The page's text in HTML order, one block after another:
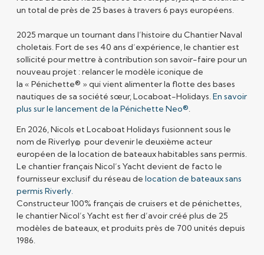
un total de près de 25 bases à travers 6 pays européens.
2025 marque un tournant dans l’histoire du Chantier Naval
choletais. Fort de ses 40 ans d’expérience, le chantier est
sollicité pour mettre à contribution son savoir-faire pour un
nouveau projet : relancer le modèle iconique de
la « Pénichette® » qui vient alimenter la flotte des bases
nautiques de sa société sœur, Locaboat-Holidays. En savoir
plus sur le lancement de la Pénichette Neo®
En 2026, Nicols et Locaboat Holidays fusionnent sous le
nom de Riverly© pour devenir le deuxième acteur
européen de la location de bateaux habitables sans permis.
Le chantier français Nicol’s Yacht devient de facto le
fournisseur exclusif du réseau de location de bateaux sans
permis Riverly
Constructeur 100% français de cruisers et de pénichettes,
le chantier Nicol’s Yacht est fier d’avoir créé plus de 25
modèles de bateaux, et produits près de 700 unités depuis
1986.